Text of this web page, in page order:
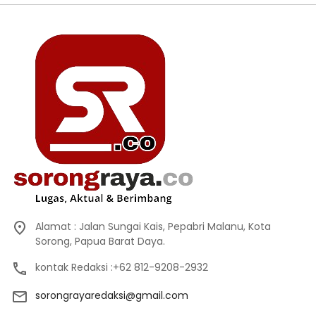
Alamat : Jalan Sungai Kais, Pepabri Malanu, Kota
Sorong, Papua Barat Daya.
kontak Redaksi :+62 812-9208-2932
sorongrayaredaksi@gmail.com